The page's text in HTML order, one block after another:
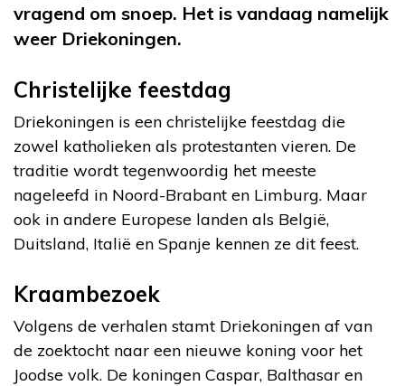
vragend om snoep. Het is vandaag namelijk
weer Driekoningen.
Christelijke feestdag
Driekoningen is een christelijke feestdag die
zowel katholieken als protestanten vieren. De
traditie wordt tegenwoordig het meeste
nageleefd in Noord-Brabant en Limburg. Maar
ook in andere Europese landen als België,
Duitsland, Italië en Spanje kennen ze dit feest.
Kraambezoek
Volgens de verhalen stamt Driekoningen af van
de zoektocht naar een nieuwe koning voor het
Joodse volk. De koningen Caspar, Balthasar en